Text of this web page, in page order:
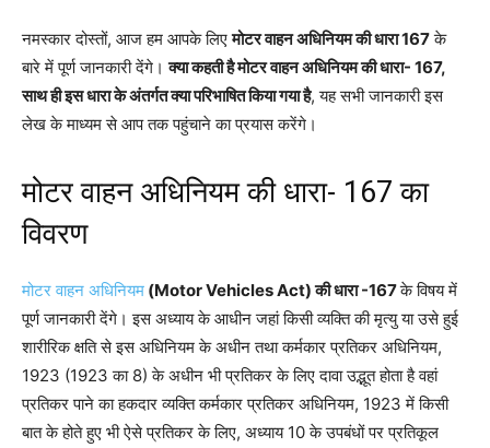
नमस्कार दोस्तों, आज हम आपके लिएमोटर वाहन अधिनियम की धारा 167के
बारे में पूर्ण जानकारी देंगे।क्या कहती है मोटर वाहन अधिनियम की धारा- 167,
साथ ही इस धारा के अंतर्गत क्या परिभाषित किया गया है, यह सभी जानकारी इस
लेख के माध्यम से आप तक पहुंचाने का प्रयास करेंगे।
मोटर वाहन अधिनियम की धारा- 167 का
विवरण
मोटर वाहन अधिनियम (Motor Vehicles Act) की धारा -167के विषय में
पूर्ण जानकारी देंगे। इस अध्याय के आधीन जहां किसी व्यक्ति की मृत्यु या उसे हुई
शारीरिक क्षति से इस अधिनियम के अधीन तथा कर्मकार प्रतिकर अधिनियम,
1923 (1923 का 8) के अधीन भी प्रतिकर के लिए दावा उद्भूत होता है वहां
प्रतिकर पाने का हकदार व्यक्ति कर्मकार प्रतिकर अधिनियम, 1923 में किसी
बात के होते हुए भी ऐसे प्रतिकर के लिए, अध्याय 10 के उपबंधों पर प्रतिकूल